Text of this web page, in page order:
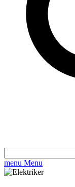
efter:
menu Menu